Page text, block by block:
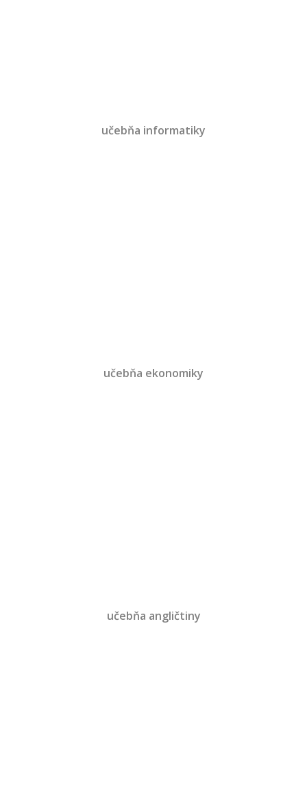
učebňa informatiky
učebňa ekonomiky
učebňa angličtiny